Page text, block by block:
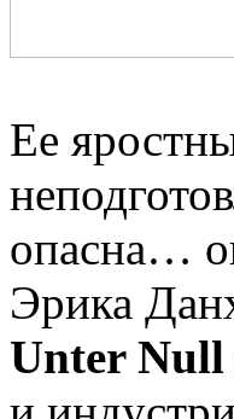
Ее
опасна…
Эрика
Unter Null